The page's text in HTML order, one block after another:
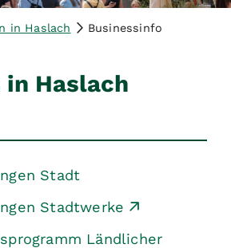
in Haslach Businessinfo
in Haslach
Stadt
Stadtwerke
Ländlicher